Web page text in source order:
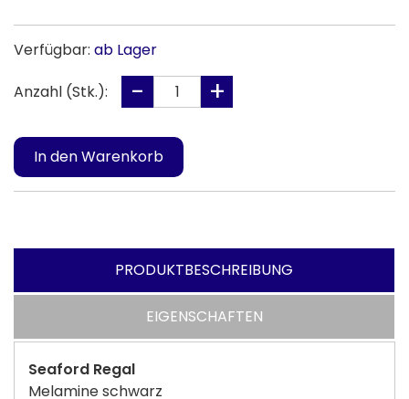
Verfügbar: ab Lager
Anzahl (Stk.):
PRODUKTBESCHREIBUNG
EIGENSCHAFTEN
Seaford Regal
Melamine schwarz